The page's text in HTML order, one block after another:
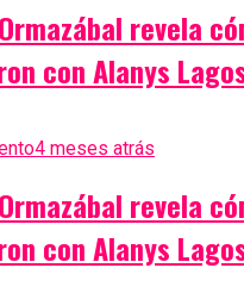
revela
con Alanys
4 meses atrás
revela
con Alanys